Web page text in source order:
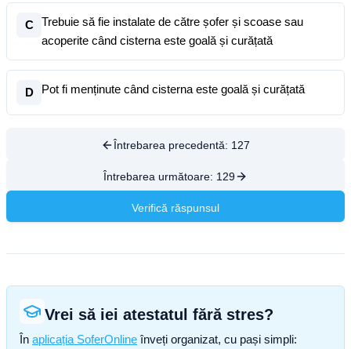
C
Trebuie să fie instalate de către șofer și scoase sau
acoperite când cisterna este goală și curățată
D Pot fi menținute când cisterna este goală și curățată
Întrebarea precedentă: 127
Întrebarea următoare: 129
Verifică răspunsul
Vrei să iei atestatul fără stres?
În aplicația SoferOnline înveți organizat, cu pași simpli: